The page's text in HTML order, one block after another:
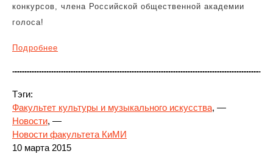
конкурсов, члена Российской общественной академии
голоса!
Подробнее
Тэги:
Факультет культуры и музыкального искусства, —
Новости, —
Новости факультета КиМИ
10 марта 2015